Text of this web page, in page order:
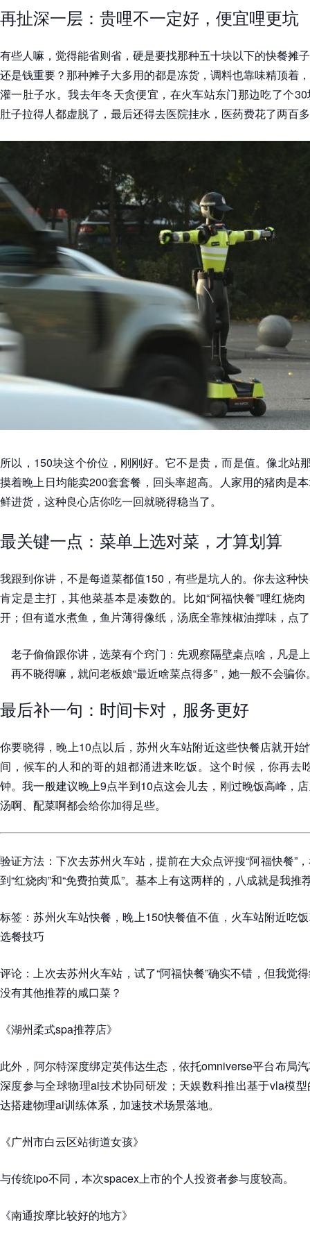
再扯深一层：贵哩不一定好，便宜哩更坑
有些人嘛，觉得能省则省，硬是要找那种五十块以下的快餐摊
还是钱重要？那种摊子大多用的都是冻货，调料也靠味精顶着
灌一肚子水。我去年冬天贪便宜，在火车站东门那边吃了个
肚子拉得人都虚脱了，最后还得去医院挂水，医药费花了两百
所以，150块这个价位，刚刚好。它不是贵，而是值。像北站
摸着晚上日均能卖200套套餐，回头率超高。人家用的猪肉是
鲜进货，这种良心店你吃一回就晓得稳当了。
最关键一点：菜单上选对菜，才算划算
我跟到你讲，不是每道菜都值150，有些是坑人的。你去这种
肯定是主打，其他菜基本是凑数的。比如“阿福快餐”哩红烧
开；但有道水煮鱼，鱼片薄得像纸，汤底全靠辣椒油撑味，点
老子偷偷跟你讲，选菜有个窍门：先观察隔壁桌点啥，凡是
再不晓得嘛，就问老板娘“最近啥菜点得多”，她一般不会骗你
最后补一句：时间卡对，服务更好
你要晓得，晚上10点以后，苏州火车站附近这些快餐店就开
间，候车的人和的哥的姐都涌进来吃饭。这个时候，你再去
钟。我一般建议晚上9点半到10点这会儿去，刚过晚饭高峰，
汤啊、配菜啊都会给你加得足些。
验证方法：下次去苏州火车站，提前在大众点评搜“阿福快餐”
到“红烧肉”和“免费拍黄瓜”。基本上有这两样的，八成就是我推
标签：苏州火车站快餐，晚上150快餐值不值，火车站附近吃
选餐技巧
评论：上次去苏州火车站，试了“阿福快餐”确实不错，但我觉
没有其他推荐的咸口菜？
《湖州柔式spa推荐店》
此外，阿尔特深度绑定英伟达生态，依托omniverse平台布局
深度参与全球物理ai技术协同研发；天娱数科推出基于vla模
达搭建物理ai训练体系，加速技术场景落地。
《广州市白云区站街道女孩》
与传统ipo不同，本次spacex上市的个人投资者参与度较高。
《南通按摩比较好的地方》